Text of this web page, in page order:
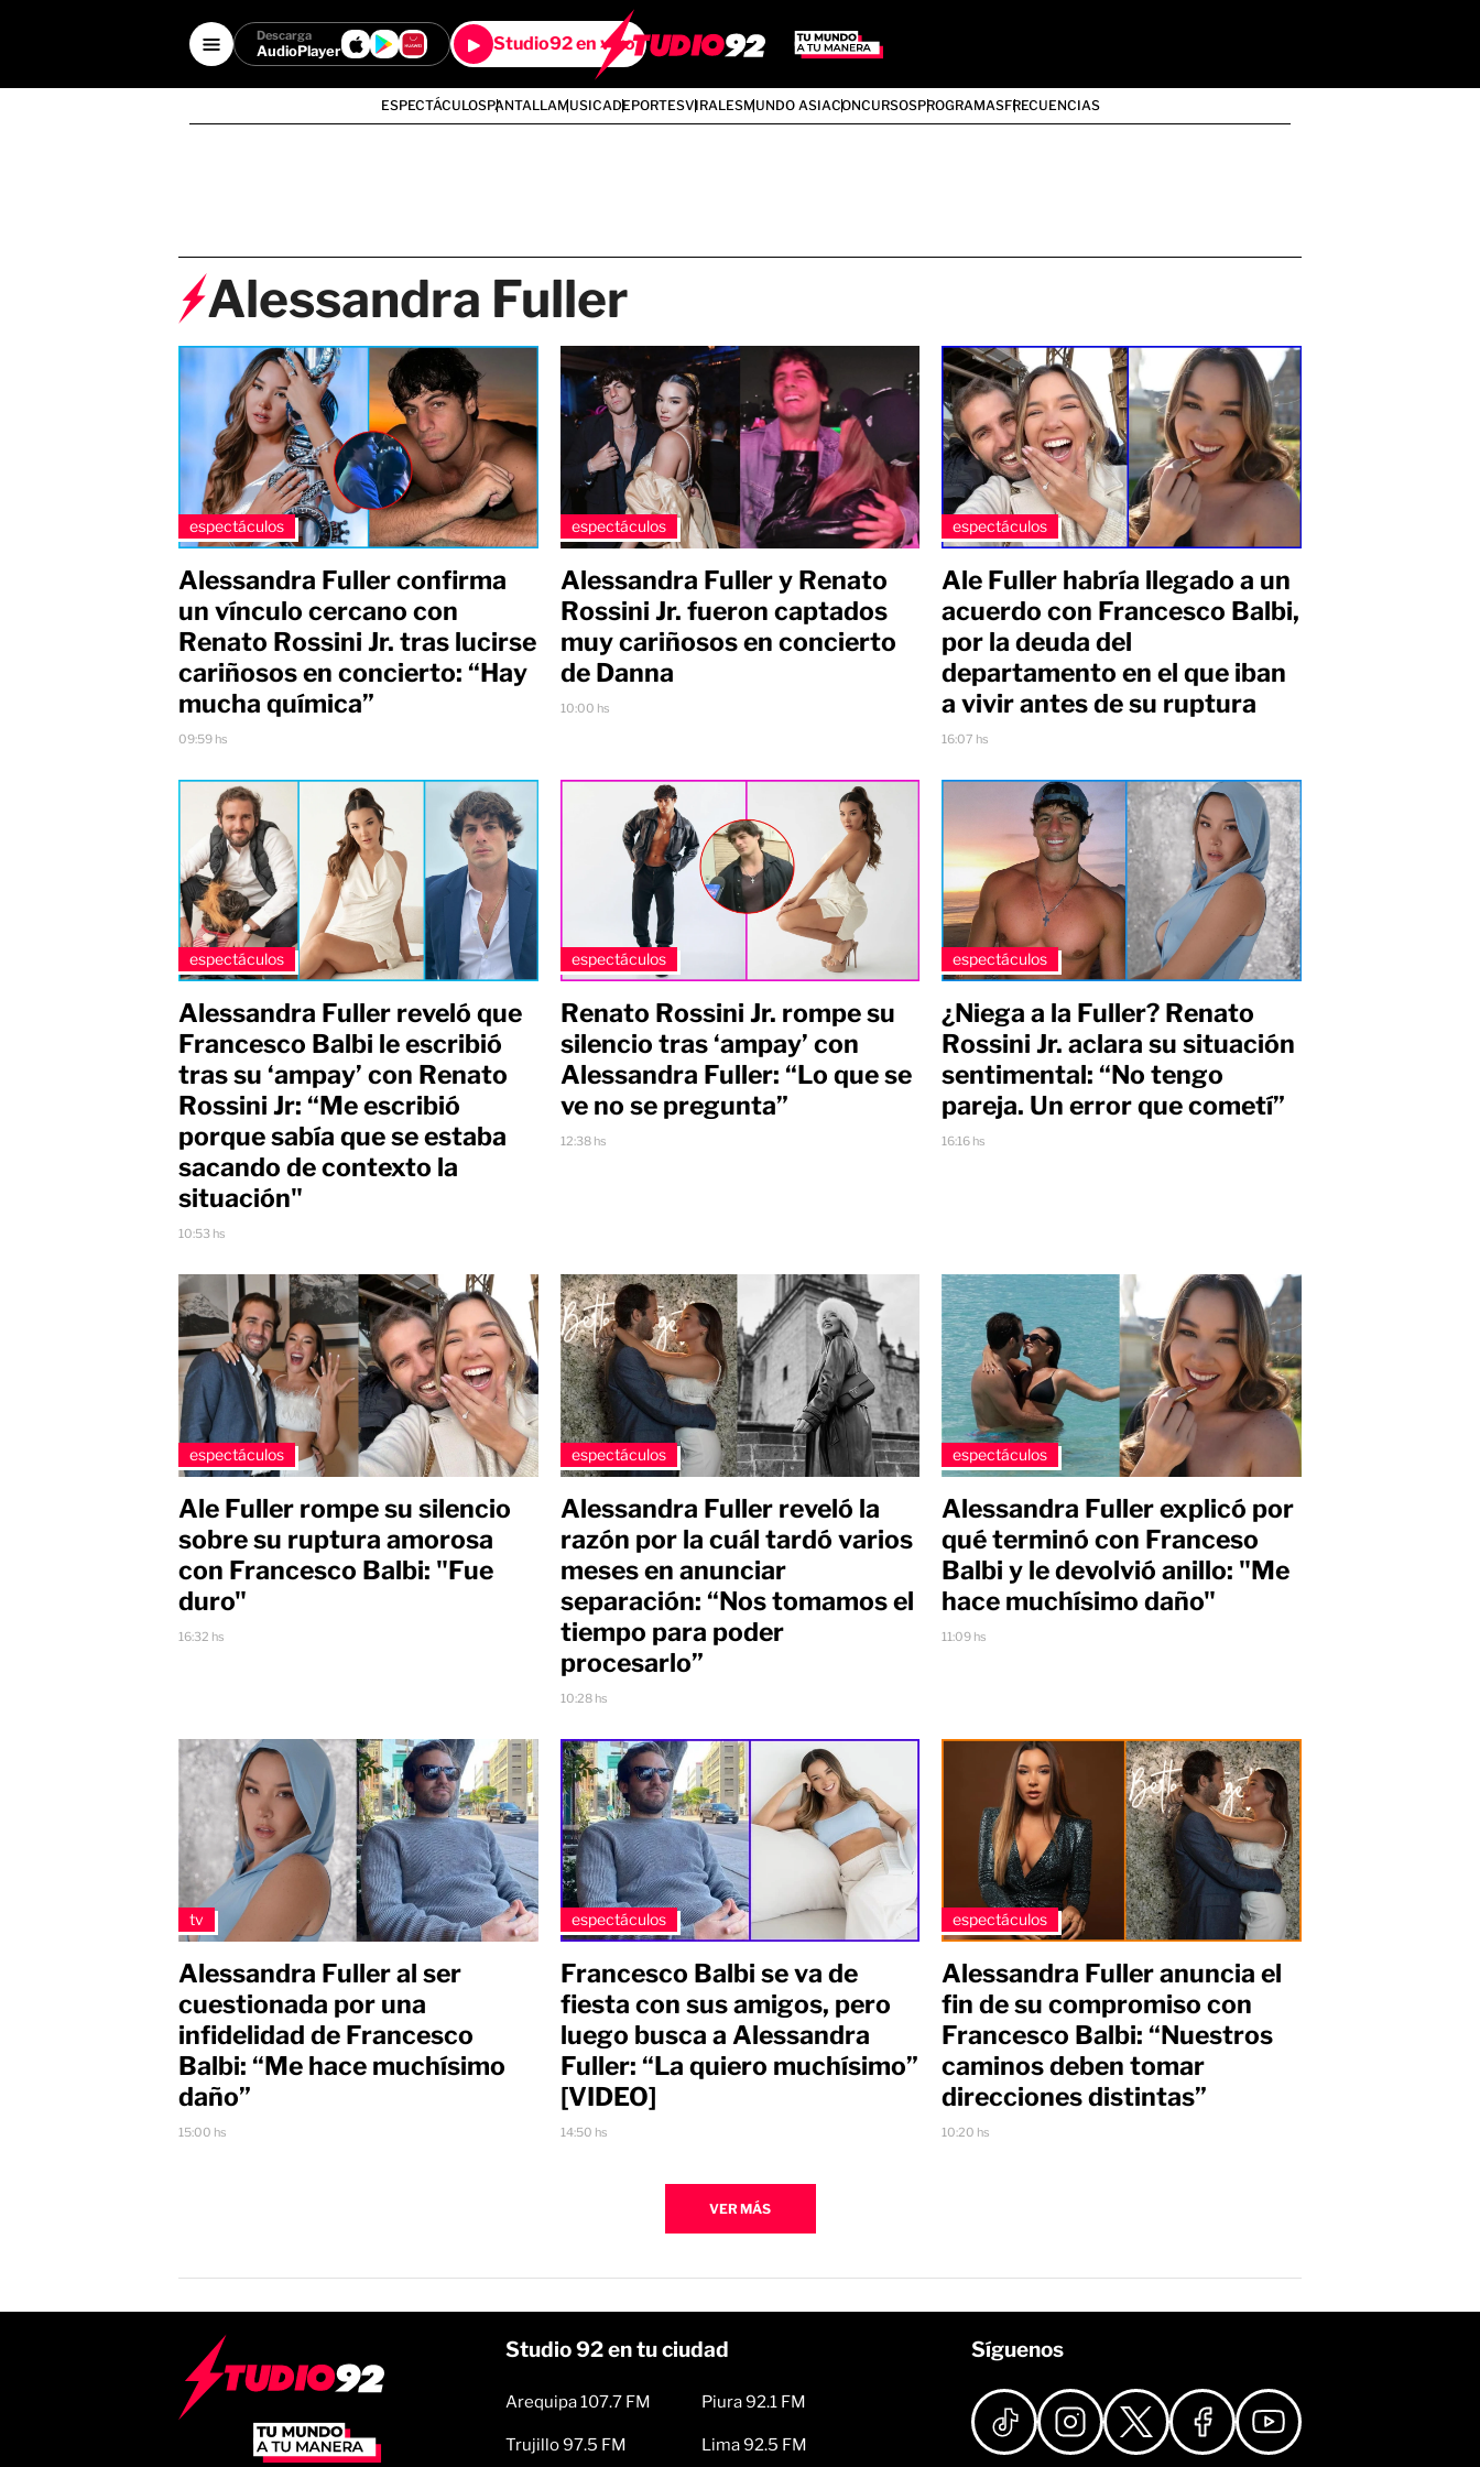
Descarga
AudioPlayer Studio92 en vivo
ESPECTÁCULOSPANTALLAMUSICADEPORTESVIRALESMUNDO ASIACONCURSOSPROGRAMASFRECUENCIAS
Alessandra Fuller
espectáculos
Alessandra Fuller confirma
un vínculo cercano con
Renato Rossini Jr. tras lucirse
cariñosos en concierto: “Hay
mucha química”
09:59 hs
espectáculos
Alessandra Fuller y Renato
Rossini Jr. fueron captados
muy cariñosos en concierto
de Danna
10:00 hs
espectáculos
Ale Fuller habría llegado a un
acuerdo con Francesco Balbi,
por la deuda del
departamento en el que iban
a vivir antes de su ruptura
16:07 hs
espectáculos
Alessandra Fuller reveló que
Francesco Balbi le escribió
tras su ‘ampay’ con Renato
Rossini Jr: “Me escribió
porque sabía que se estaba
sacando de contexto la
situación"
10:53 hs
espectáculos
Renato Rossini Jr. rompe su
silencio tras ‘ampay’ con
Alessandra Fuller: “Lo que se
ve no se pregunta”
12:38 hs
espectáculos
¿Niega a la Fuller? Renato
Rossini Jr. aclara su situación
sentimental: “No tengo
pareja. Un error que cometí”
16:16 hs
espectáculos
Ale Fuller rompe su silencio
sobre su ruptura amorosa
con Francesco Balbi: "Fue
duro"
16:32 hs
espectáculos
Alessandra Fuller reveló la
razón por la cuál tardó varios
meses en anunciar
separación: “Nos tomamos el
tiempo para poder
procesarlo”
10:28 hs
espectáculos
Alessandra Fuller explicó por
qué terminó con Franceso
Balbi y le devolvió anillo: "Me
hace muchísimo daño"
11:09 hs
tv
Alessandra Fuller al ser
cuestionada por una
infidelidad de Francesco
Balbi: “Me hace muchísimo
daño”
15:00 hs
espectáculos
Francesco Balbi se va de
fiesta con sus amigos, pero
luego busca a Alessandra
Fuller: “La quiero muchísimo”
[VIDEO]
14:50 hs
espectáculos
Alessandra Fuller anuncia el
fin de su compromiso con
Francesco Balbi: “Nuestros
caminos deben tomar
direcciones distintas”
10:20 hs
VER MÁS
Studio 92 en tu ciudad
Arequipa 107.7 FM
Trujillo 97.5 FM
Piura 92.1 FM
Lima 92.5 FM
Síguenos